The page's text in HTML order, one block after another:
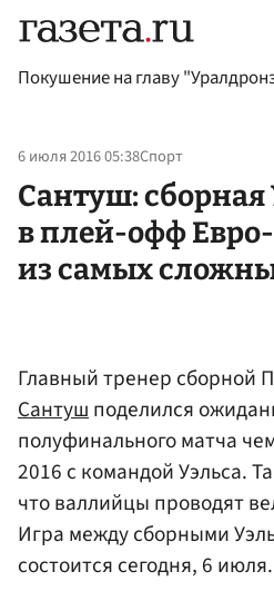
Покушение на главу
6 июля 2016 05:38Спорт
Сантуш:
в плей-офф
из самых
Главный тренер сборной
Сантушподелился
полуфинального матча
2016 с командой Уэльса.
что валлийцы проводят
Игра между сборными
состоится сегодня, 6 июля.